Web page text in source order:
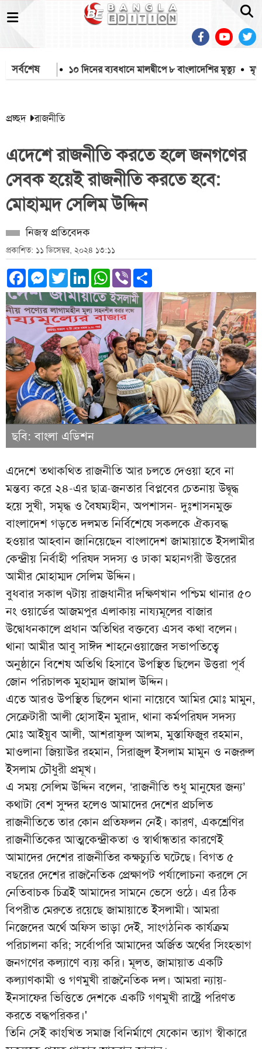
সর্বশেষ ১০ দিনের ব্যবধানে মালদ্বীপে ৮ বাংলাদেশির মৃত্যু
প্রচ্ছদ রাজনীতি
এদেশে রাজনীতি করতে হলে জনগণের
সেবক হয়েই রাজনীতি করতে হবে:
মোহাম্মদ সেলিম উদ্দিন
নিজস্ব প্রতিবেদক
প্রকাশিত: ১১ ডিসেম্বর, ২০২৪ ১৩:১১
Facebook
Messenger
TwitterLinkedInWhatsApp
Viber
ছবি: বাংলা এডিশন
এদেশে তথাকথিত রাজনীতি আর চলতে দেওয়া হবে না
মন্তব্য করে ২৪-এর ছাত্র-জনতার বিপ্লবের চেতনায় উদ্বূদ্ধ
হয়ে সুখী, সমৃদ্ধ ও বৈষম্যহীন, অপশাসন- দুঃশাসনমুক্ত
বাংলাদেশ গড়তে দলমত নির্বিশেষে সকলকে ঐক্যবদ্ধ
হওয়ার আহবান জানিয়েছেন বাংলাদেশ জামায়াতে ইসলামীর
কেন্দ্রীয় নির্বাহী পরিষদ সদস্য ও ঢাকা মহানগরী উত্তরের
আমীর মোহাম্মদ সেলিম উদ্দিন।
বুধবার সকাল ৭টায় রাজধানীর দক্ষিণখান পশ্চিম থানার ৫০
নং ওয়ার্ডের আজমপুর এলাকায় নায্যমূলের বাজার
উদ্বোধনকালে প্রধান অতিথির বক্তব্যে এসব কথা বলেন।
থানা আমীর আবু সাঈদ শাহনেওয়াজের সভাপতিত্বে
অনুষ্ঠানে বিশেষ অতিথি হিসাবে উপস্থিত ছিলেন উত্তরা পূর্ব
জোন পরিচালক মুহাম্মদ জামাল উদ্দিন।
এতে আরও উপস্থিত ছিলেন থানা নায়েবে আমির মোঃ মামুন,
সেক্রেটারী আলী হোসাইন মুরাদ, থানা কর্মপরিষদ সদস্য
মোঃ আইয়ুব আলী, আশরাফুল আলম, মুস্তাফিজুর রহমান,
মাওলানা জিয়াউর রহমান, সিরাজুল ইসলাম মামুন ও নজরুল
ইসলাম চৌধুরী প্রমূখ।
এ সময় সেলিম উদ্দিন বলেন, ‘রাজনীতি শুধু মানুষের জন্য’
কথাটা বেশ সুন্দর হলেও আমাদের দেশের প্রচলিত
রাজনীতিতে তার কোন প্রতিফলন নেই। কারণ, একশ্রেণির
রাজনীতিকের আত্মকেন্দ্রীকতা ও স্বার্থান্ধতার কারণেই
আমাদের দেশের রাজনীতির কক্ষচ্যুতি ঘটেছে। বিগত ৫
বছরের দেশের রাজনৈতিক প্রেক্ষাপট পর্যালোচনা করলে সে
নেতিবাচক চিত্রই আমাদের সামনে ভেসে ওঠে। এর ঠিক
বিপরীত মেরুতে রয়েছে জামায়াতে ইসলামী। আমরা
নিজেদের অর্থে অফিস ভাড়া দেই, সাংগঠনিক কার্যক্রম
পরিচালনা করি; সর্বোপরি আমাদের অর্জিত অর্থের সিংহভাগ
জনগণের কল্যাণে ব্যয় করি। মূলত, জামায়াত একটি
কল্যাণকামী ও গণমুখী রাজনৈতিক দল। আমরা ন্যায়-
ইনসাফের ভিত্তিতে দেশকে একটি গণমুখী রাষ্ট্রে পরিণত
করতে বদ্ধপরিকর।'
তিনি সেই কাংখিত সমাজ বিনির্মাণে যেকোন ত্যাগ স্বীকারে